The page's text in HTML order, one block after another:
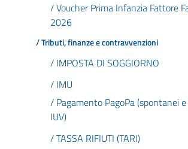
/ Voucher Prima Infanzia Fattore
2026
/ Tributi, finanze e contravvenzioni
/ IMPOSTA DI SOGGIORNO
/ IMU
/ Pagamento PagoPa (spontanei
IUV)
/ TASSA RIFIUTI (TARI)